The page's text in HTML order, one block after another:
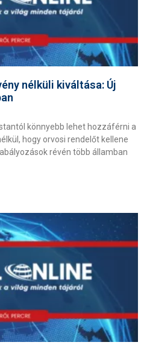
nélküli kiváltása: Új
könnyebb lehet hozzáférni a
hogy orvosi rendelőt kellene
révén több államban